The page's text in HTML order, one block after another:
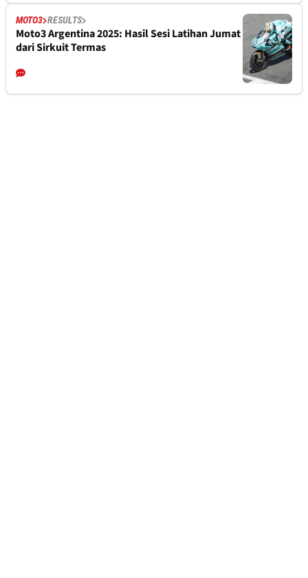
MOTO3 RESULTS
Moto3 Argentina 2025: Hasil Sesi Latihan Jumat
dari Sirkuit Termas